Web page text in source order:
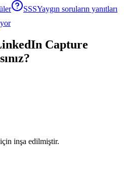
SSSYaygın soruların yanıtları
Capture
inşa edilmiştir.